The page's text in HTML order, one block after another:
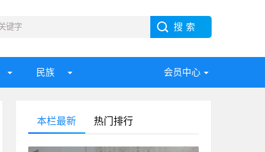
民族 会员中心
本栏最新 热门排行